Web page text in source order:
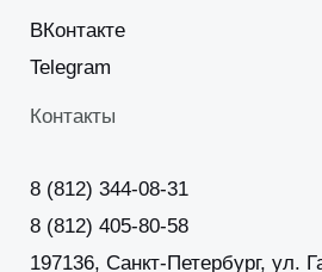
ВКонтакте
Telegram
Контакты
8 (812) 344-08-31
8 (812) 405-80-58
197136, Санкт-Петербург, ул.